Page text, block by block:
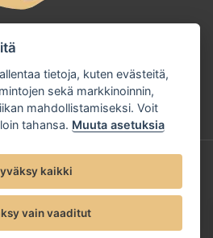
Evästeet
tietoja, kuten evästeitä,
sekä markkinoinnin,
mahdollistamiseksi. Voit
tahansa. Muuta asetuksia
kaikki
vain vaaditut